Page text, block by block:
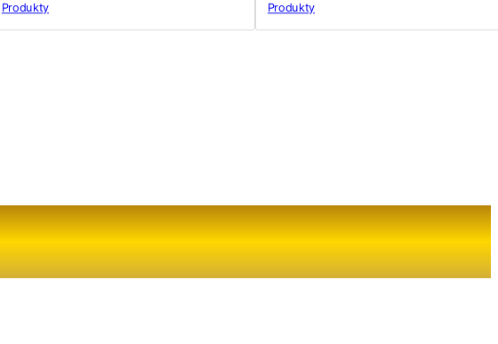
Produkty Produkty